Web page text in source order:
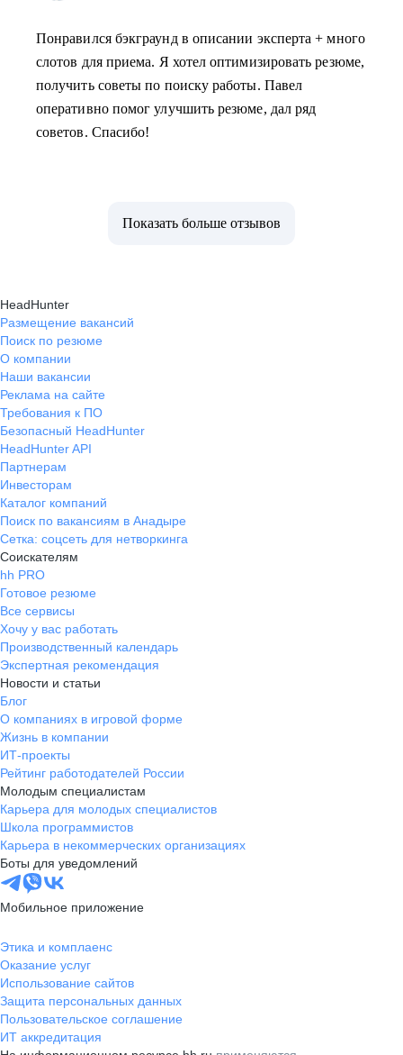
Понравился бэкграунд в описании эксперта + много
слотов для приема. Я хотел оптимизировать резюме,
получить советы по поиску работы. Павел
оперативно помог улучшить резюме, дал ряд
советов. Спасибо!
Показать больше отзывов
HeadHunter
Размещение вакансий
Поиск по резюме
О компании
Наши вакансии
Реклама на сайте
Требования к ПО
Безопасный HeadHunter
HeadHunter API
Партнерам
Инвесторам
Каталог компаний
Поиск по вакансиям в Анадыре
Сетка: соцсеть для нетворкинга
Соискателям
hh PRO
Готовое резюме
Все сервисы
Хочу у вас работать
Производственный календарь
Экспертная рекомендация
Новости и статьи
Блог
О компаниях в игровой форме
Жизнь в компании
ИТ-проекты
Рейтинг работодателей России
Молодым специалистам
Карьера для молодых специалистов
Школа программистов
Карьера в некоммерческих организациях
Боты для уведомлений
Мобильное приложение
Этика и комплаенс
Оказание услуг
Использование сайтов
Защита персональных данных
Пользовательское соглашение
ИТ аккредитация